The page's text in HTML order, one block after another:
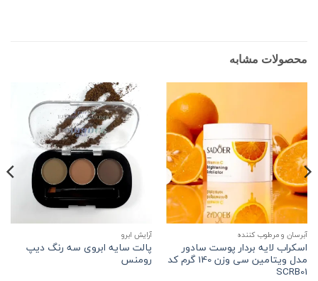
محصولات مشابه
آبرسان و مرطوب کننده
اسکراب لایه بردار پوست سادور
مدل ویتامین سی وزن 140 گرم کد
SCRB01
آرایش ابرو
پالت سایه ابروی سه رنگ دیپ
رومنس